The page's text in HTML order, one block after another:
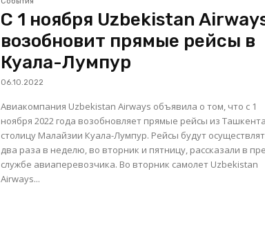
С 1 ноября Uzbekistan
возобновит прямые рейсы в
Куала-Лумпур
06.10.2022
Авиакомпания Uzbekistan Airways объявила о том, что с 1
ноября 2022 года возобновляет прямые рейсы из
столицу Малайзии Куала-Лумпур. Рейсы будут осуществляться
два раза в неделю, во вторник и пятницу, рассказали в
службе авиаперевозчика. Во вторник самолет Uzbekistan
Airways...